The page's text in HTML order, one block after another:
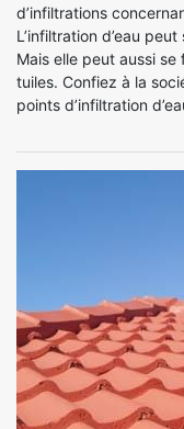
d’infiltrations
L’infiltration d’eau
Mais elle peut aussi
tuiles. Confiez à la
points d’infiltration